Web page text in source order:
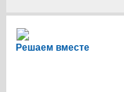
Решаем вместе